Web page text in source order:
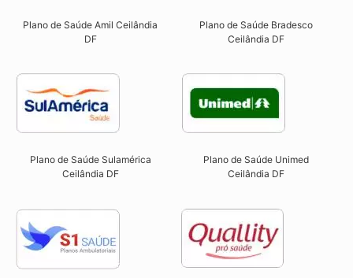
Plano de Saúde Amil Ceilândia
DF
Plano de Saúde Bradesco
Ceilândia DF
Plano de Saúde Sulamérica
Ceilândia DF
Plano de Saúde Unimed
Ceilândia DF